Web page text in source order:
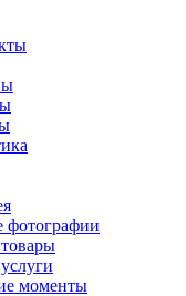
фотографии
моменты